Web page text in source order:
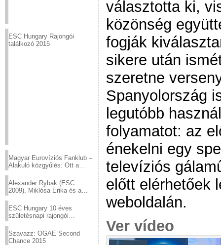
ESC Hungary Rajongói
találkozó 2015
Magyar Eurovíziós Fanklub –
Alakuló közgyűlés: Ott a
Alexander Rybak (ESC
2009), Miklósa Erika és a
sztárjai a Margitszigeten
ESC Hungary 10 éves
születésnapi rajongói
Szavazz: OGAE Second
Chance 2015
választotta ki,
közönség
fogják
sikere után
szeretne
Spanyolország
legutóbb
folyamatot: az
énekelni egy
televíziós
előtt elérhetőek
weboldalán.
Ver vídeo